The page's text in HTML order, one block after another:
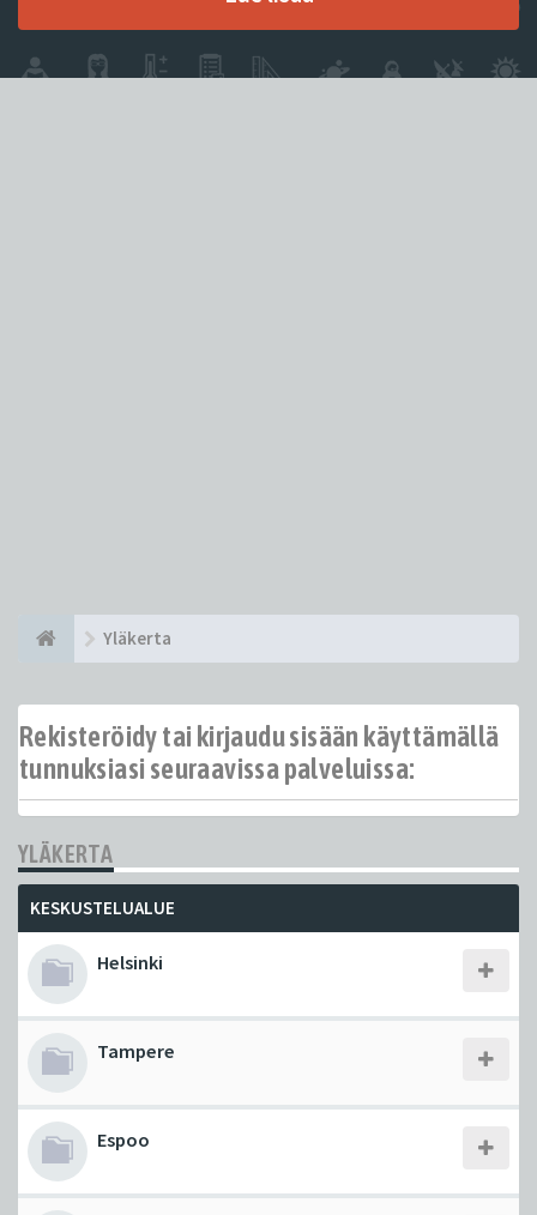
Yläkerta
Rekisteröidy tai kirjaudu sisään käyttämällä
tunnuksiasi seuraavissa palveluissa:
YLÄKERTA
KESKUSTELUALUE
Helsinki
Tampere
Espoo